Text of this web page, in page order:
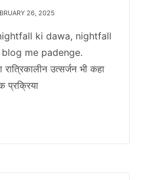
26, 2025
ki dawa, nightfall
me padenge.
उत्सर्जन भी कहा
प्रक्रिया